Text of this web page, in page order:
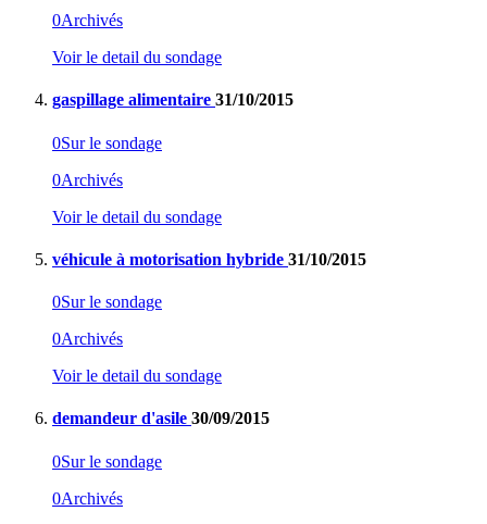
0Archivés
Voir le detail du sondage
gaspillage alimentaire 31/10/2015
0Sur le sondage
0Archivés
Voir le detail du sondage
véhicule à motorisation hybride 31/10/2015
0Sur le sondage
0Archivés
Voir le detail du sondage
demandeur d'asile 30/09/2015
0Sur le sondage
0Archivés